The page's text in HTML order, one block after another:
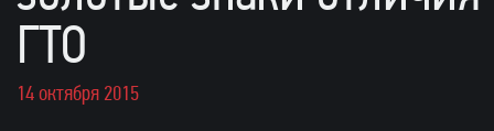
ГТО
14 октября 2015